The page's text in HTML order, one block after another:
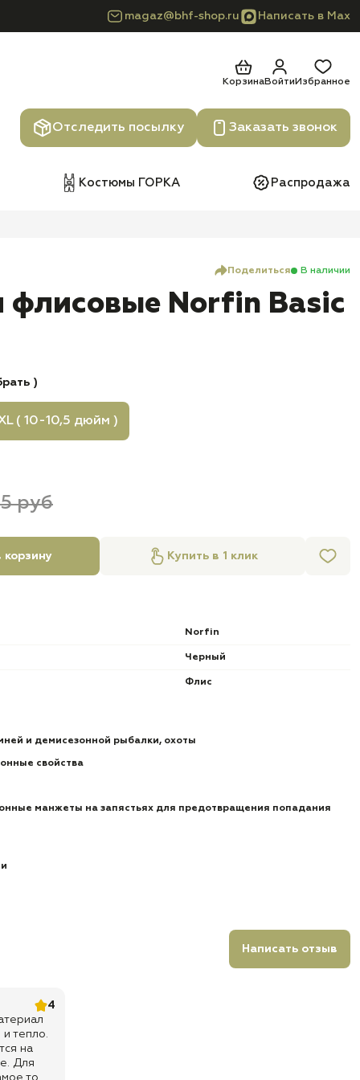
magaz@bhf-shop.ru Написать в Max
КорзинаВойти Избранное
Отследить посылку Заказать звонок
Костюмы ГОРКА Распродажа
Поделиться В наличии
флисовые Norfin Basic
)
( 10-10,5 дюйм )
руб
Купить в 1 клик
Norfin
Черный
Флис
и демисезонной рыбалки, охоты
свойства
манжеты на запястьях для предотвращения попадания
Написать отзыв
4
тепло.
на
Для
то.